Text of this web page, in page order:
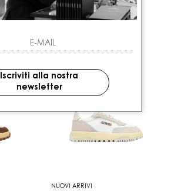
AUTRY
REELWIND LOW MAN
NUOVI ARRIVI
Iscriviti alla nostra
newsletter